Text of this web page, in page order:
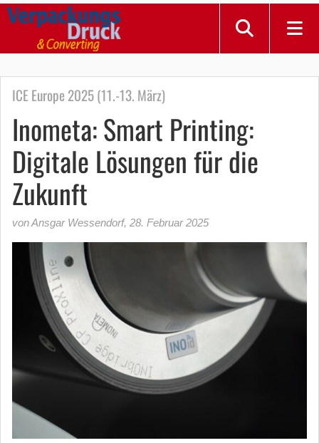
ICE Europe 2025 (11.-13. März)
Inometa: Smart Printing:
Digitale Lösungen für die
Zukunft
von Ansgar Wessendorf, 28. Februar 2025